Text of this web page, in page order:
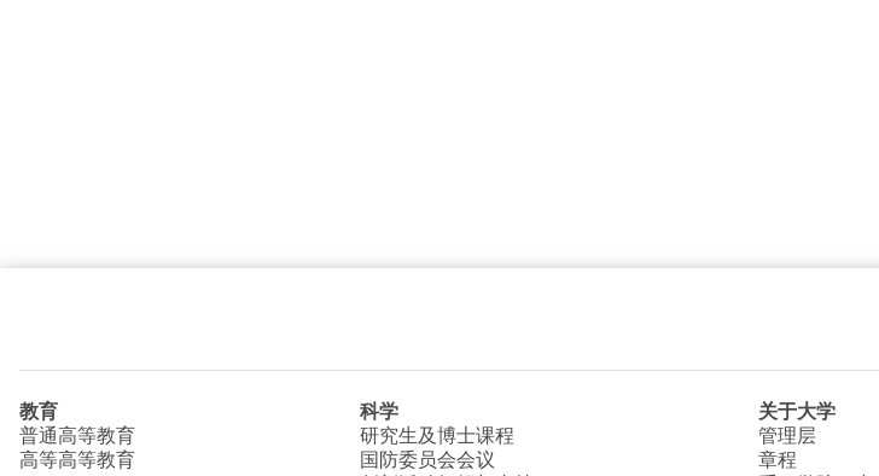
教育
普通高等教育
高等高等教育
科学
研究生及博士课程
国防委员会会议
关于大学
管理层
章程